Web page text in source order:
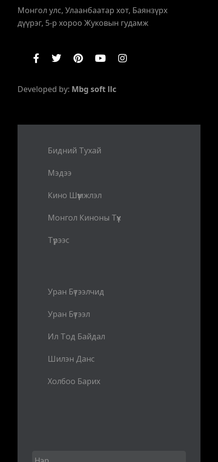
Монгол улс, Улаанбаатар хот, Баянзүрх
дүүрэг, 5-р хороо Жуковын гудамж
Developed by: Mbg soft llc
Бидний Тухай
Мэдээ
Кино Шүүмжлэл
Монгол Киноны Түүх
Түрээс
Уран Бүтээлчид
Уран Бүтээл
Ил Тод Байдал
Шилэн Данс
Холбоо Барих